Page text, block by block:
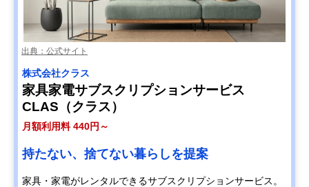
出典：公式サイト
株式会社クラス
家具家電サブスクリプションサービス
CLAS（クラス）
月額利用料 440円～
持たない、捨てない暮らしを提案
家具・家電がレンタルできるサブスクリプションサービス。